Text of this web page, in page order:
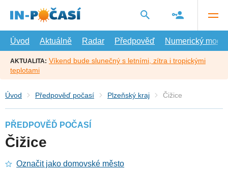
hlavní
Úvod
Aktuálně Radar Předpověď Numerický model
AKTUALITA: Víkend bude slunečný s letními, zítra i tropickými
teplotami
Úvod Předpověď počasí Plzeňský kraj Čižice
PŘEDPOVĚĎ POČASÍ
Čižice
Označit jako domovské město